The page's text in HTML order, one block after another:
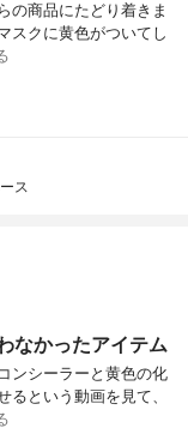
の商品にたどり着きま
スクに黄色がついてし
ス
なかったアイテム
ンシーラーと黄色の化
という動画を見て、